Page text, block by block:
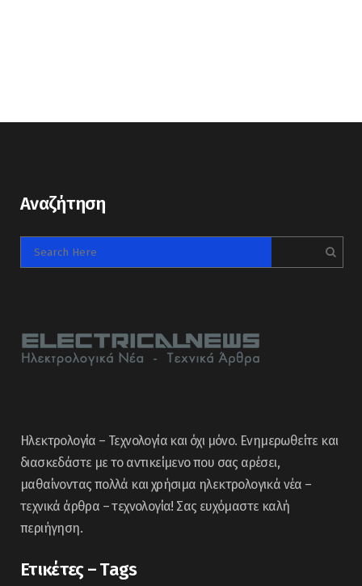
Αναζήτηση
Ηλεκτρολογία – Τεχνολογία και όχι μόνο. Ενημερωθείτε και
διασκεδάστε με το αντικείμενο που σας αρέσει,
μαθαίνοντας πολλά και χρήσιμα ηλεκτρολογικά νέα –
τεχνικά άρθρα – τεχνολογία! Σας ευχόμαστε καλή
περιήγηση.
Ετικέτες – Tags